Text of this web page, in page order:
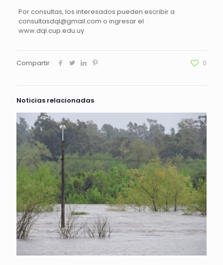
Por consultas, los interesados pueden escribir a
consultasdql@gmail.com o ingresar el
www.dql.cup.edu.uy
Compartir 0
Noticias relacionadas